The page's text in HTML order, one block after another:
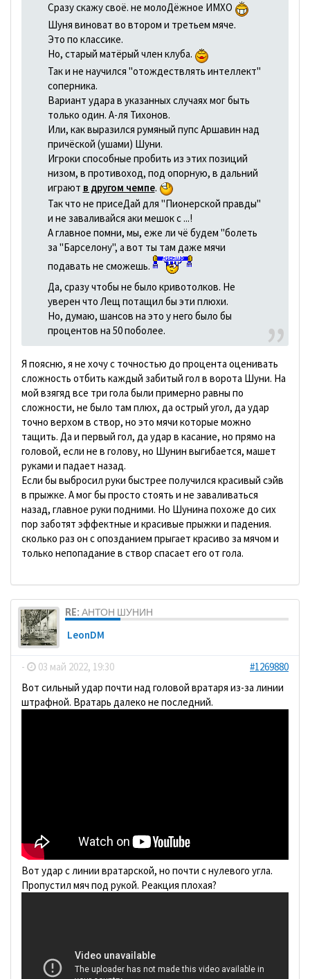
Сразу скажу своё. не молоДёжное ИМХО
Шуня виноват во втором и третьем мяче.
Это по классике.
Но, старый матёрый член клуба.
Так и не научился "отождествлять интеллект"
соперника.
Вариант удара в указанных случаях мог быть
только один. А-ля Тихонов.
Или, как выразился румяный пупс Аршавин над
причёской (ушами) Шуни.
Игроки способные пробить из этих позиций
низом, в противоход, под опорную, в дальний
играют в другом чемпе.
Так что не присеДай для "Пионерской правды"
и не заваливайся аки мешок с ...!
А главное помни, мы, еже ли чё будем "болеть
за "Барселону", а вот ты там даже мячи
подавать не сможешь.
Да, сразу чтобы не было кривотолков. Не
уверен что Лещ потащил бы эти плюхи.
Но, думаю, шансов на это у него было бы
процентов на 50 поболее.
Я поясню, я не хочу с точностью до процента оценивать
сложность отбить каждый забитый гол в ворота Шуни. На
мой взягяд все три гола были примерно равны по
сложности, не было там плюх, да острый угол, да удар
точно верхом в створ, но это мячи которые можно
тащить. Да и первый гол, да удар в касание, но прямо на
головой, если не в голову, но Шунин выгибается, машет
руками и падает назад.
Если бы выбросил руки быстрее получился красивый сэйв
в прыжке. А мог бы просто стоять и не заваливаться
назад, главное руки подними. Но Шунина похоже до сих
пор заботят эффектные и красивые прыжки и падения.
сколько раз он с опозданием прыгает красиво за мячом и
только непопадание в створ спасает его от гола.
RE: АНТОН ШУНИН
LeonDM
- 03 май 2022, 19:30
#1269880
Вот сильный удар почти над головой вратаря из-за линии
штрафной. Вратарь далеко не последний.
Вот удар с линии вратарской, но почти с нулевого угла.
Пропустил мяч под рукой. Реакция плохая?